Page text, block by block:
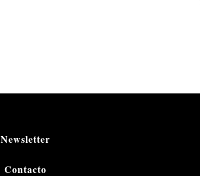
Newsletter
Contacto